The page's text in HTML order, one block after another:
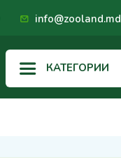
info@zooland.md
КАТЕГОРИИ